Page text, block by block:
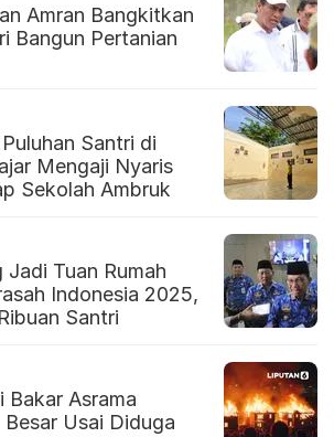
Amran Bangkitkan
Bangun Pertanian
Santri di
Mengaji Nyaris
Sekolah Ambruk
Jadi Tuan Rumah
Indonesia 2025,
Santri
Bakar Asrama
Usai Diduga